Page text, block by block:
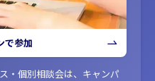
で参加
・個別相談会は、キャンパ